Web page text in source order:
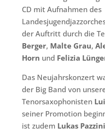
CD mit Aufnahmen des
der Auftritt durch die
Berger, Malte Grau,
Horn und Felizia
Das Neujahrskonzert
der Big Band von
Tenorsaxophonisten
seiner Promotion
ist zudem Lukas Pazzini